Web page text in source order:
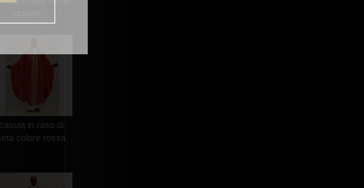
casula in raso di
colore rossa